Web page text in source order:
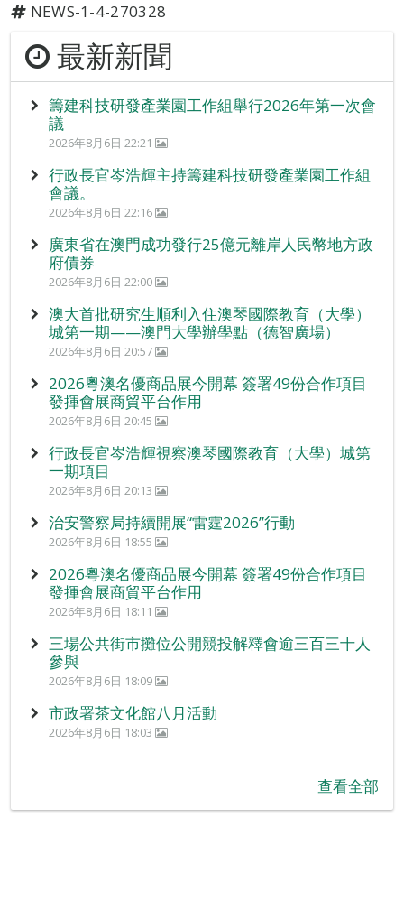
NEWS-1-4-270328
最新新聞
籌建科技研發產業園工作組舉行2026年第一次會
議
2026年8月6日 22:21
行政長官岑浩輝主持籌建科技研發產業園工作組
會議。
2026年8月6日 22:16
廣東省在澳門成功發行25億元離岸人民幣地方政
府債券
2026年8月6日 22:00
澳大首批研究生順利入住澳琴國際教育（大學）
城第一期——澳門大學辦學點（德智廣場）
2026年8月6日 20:57
2026粵澳名優商品展今開幕 簽署49份合作項目
發揮會展商貿平台作用
2026年8月6日 20:45
行政長官岑浩輝視察澳琴國際教育（大學）城第
一期項目
2026年8月6日 20:13
治安警察局持續開展“雷霆2026”行動
2026年8月6日 18:55
2026粵澳名優商品展今開幕 簽署49份合作項目
發揮會展商貿平台作用
2026年8月6日 18:11
三場公共街市攤位公開競投解釋會逾三百三十人
參與
2026年8月6日 18:09
市政署茶文化館八月活動
2026年8月6日 18:03
查看全部